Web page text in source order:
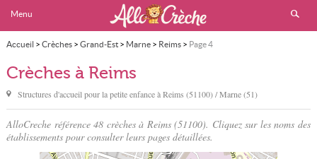
Menu
Accueil > Crèches> Grand-Est> Marne> Reims> Page 4
Crèches à Reims
Structures d'accueil pour la petite enfance àReims (51100) / Marne (51)
AlloCreche référence 48 crèches à Reims (51100). Cliquez sur les noms des
établissements pour consulter leurs pages détaillées.